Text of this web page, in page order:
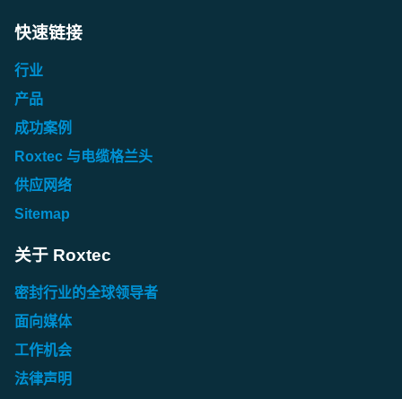
快速链接
行业
产品
成功案例
Roxtec 与电缆格兰头
供应网络
Sitemap
关于 Roxtec
密封行业的全球领导者
面向媒体
工作机会
法律声明